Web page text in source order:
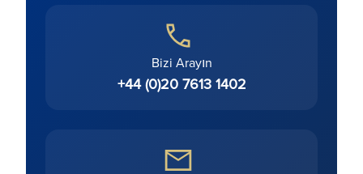
Bizi Arayın
+44 (0)20 7613 1402